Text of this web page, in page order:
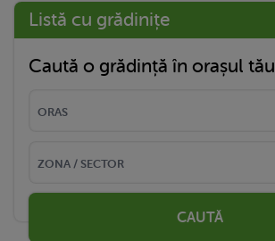
Listă cu grădinițe
Caută o grădință în orașul tău
CAUTĂ